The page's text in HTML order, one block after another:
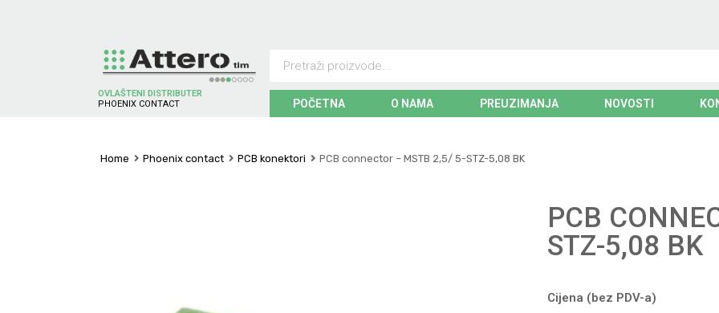
OVLAŠTENI DISTRIBUTER
P H O EN X CO NTACT POČETNA O NAMA PREUZIMANJA NOVOSTI
Home Phoenix contact PCB konektori PCB connector – MSTB 2,5/ 5-STZ-5,08 BK
PCB
STZ-5,08 BK
Cijena (bez PDV-a)